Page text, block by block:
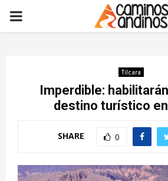
PRIMARY
Tilcara
Imperdible:
destino turístico
SHARE 0